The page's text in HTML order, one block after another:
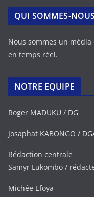
QUI SOMMES-
Nous sommes un
en temps réel.
NOTRE EQUIPE
Roger MADUKU / DG
Josaphat KABONGO /
Rédaction centrale
Samyr Lukombo /
Michée Efoya